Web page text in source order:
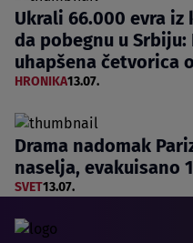
Ukrali 66.000 evra iz
da pobegnu u
uhapšena četvorica
HRONIKA13.07.
Drama nadomak
naselja, evakuisano
SVET13.07.